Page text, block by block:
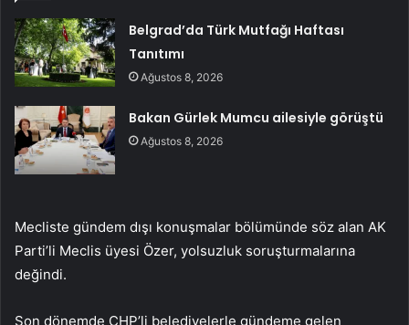
Belgrad’da Türk Mutfağı Haftası
Tanıtımı
Ağustos 8, 2026
Bakan Gürlek Mumcu ailesiyle görüştü
Ağustos 8, 2026
Mecliste gündem dışı konuşmalar bölümünde söz alan AK
Parti’li Meclis üyesi Özer, yolsuzluk soruşturmalarına
değindi.
Son dönemde CHP’li belediyelerle gündeme gelen